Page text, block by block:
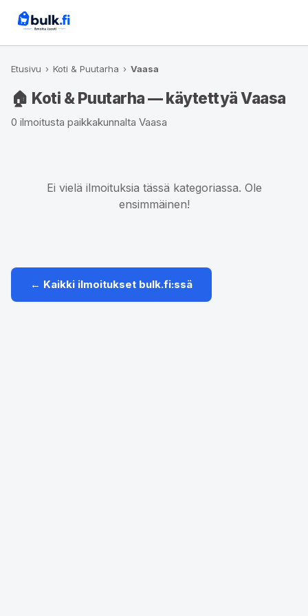
Etusivu › Koti & Puutarha › Vaasa
🏠 Koti & Puutarha — käytettyä Vaasa
0 ilmoitusta paikkakunnalta Vaasa
Ei vielä ilmoituksia tässä kategoriassa. Ole
ensimmäinen!
← Kaikki ilmoitukset bulk.fi:ssä